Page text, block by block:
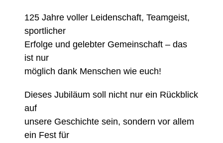
125 Jahre voller Leidenschaft, Teamgeist,
sportlicher
Erfolge und gelebter Gemeinschaft – das
ist nur
möglich dank Menschen wie euch!
Dieses Jubiläum soll nicht nur ein Rückblick
auf
unsere Geschichte sein, sondern vor allem
ein Fest für